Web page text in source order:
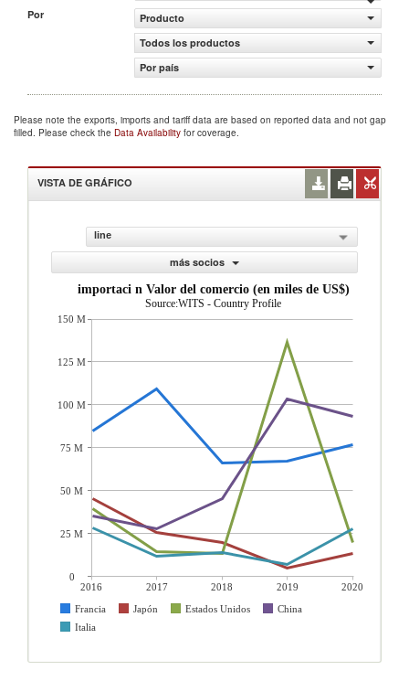
Por
Producto
Todos los productos
Por país
Please note the exports, imports and tariff data are based on reported data and not gap
filled. Please check the Data Availability for coverage.
VISTA DE GRÁFICO
line
más socios
importaci n Valor del comercio (en miles de US$)
Source:WITS - Country Profile
2016 2017 2018 2019
2020
Francia
Japón Estados Unidos
China
Italia
150 M
125 M
100 M
75 M
50 M
25 M
0